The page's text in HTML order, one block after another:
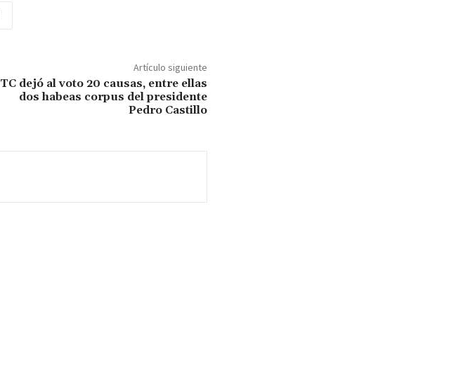
Artículo siguiente
TC dejó al voto 20 causas, entre ellas
dos habeas corpus del presidente
Pedro Castillo